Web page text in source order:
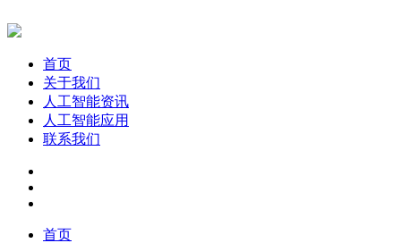
首页
关于我们
人工智能资讯
人工智能应用
联系我们
首页